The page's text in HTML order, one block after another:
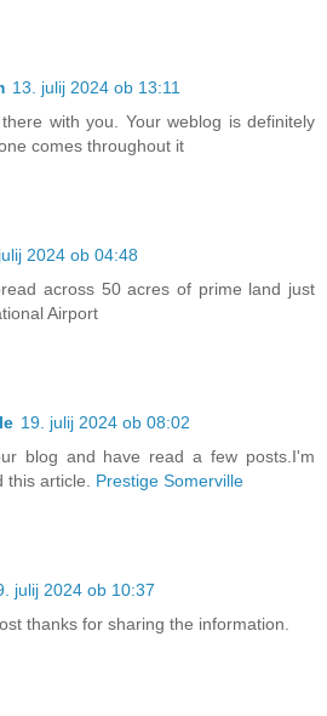
13. julij 2024 ob 13:11
with you. Your weblog is definitely
comes throughout it
2024 ob 04:48
across 50 acres of prime land just
Airport
19. julij 2024 ob 08:02
blog and have read a few posts.I'm
this article. Prestige Somerville
julij 2024 ob 10:37
thanks for sharing the information.